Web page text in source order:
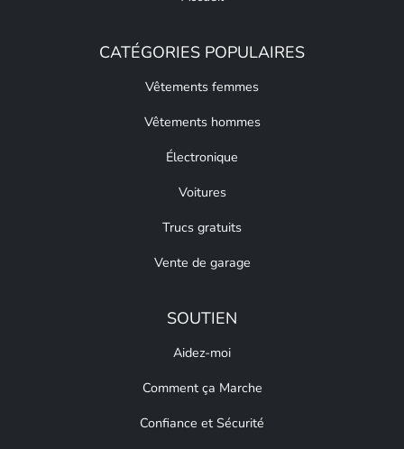
CATÉGORIES POPULAIRES
Vêtements femmes
Vêtements hommes
Électronique
Voitures
Trucs gratuits
Vente de garage
SOUTIEN
Aidez-moi
Comment ça Marche
Confiance et Sécurité